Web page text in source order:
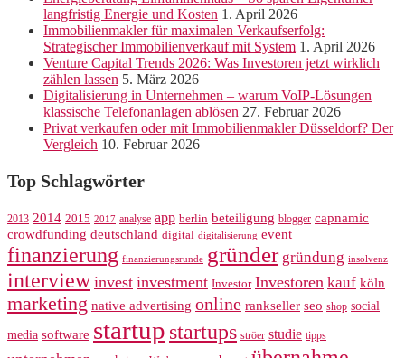
langfristig Energie und Kosten 1. April 2026
Immobilienmakler für maximalen Verkaufserfolg:
Strategischer Immobilienverkauf mit System 1. April 2026
Venture Capital Trends 2026: Was Investoren jetzt wirklich
zählen lassen 5. März 2026
Digitalisierung in Unternehmen – warum VoIP-Lösungen
klassische Telefonanlagen ablösen 27. Februar 2026
Privat verkaufen oder mit Immobilienmakler Düsseldorf? Der
Vergleich 10. Februar 2026
Top Schlagwörter
2013 2014 2015 2017 analyse app berlin beteiligung blogger capnamic
crowdfunding deutschland digital digitalisierung event
finanzierung finanzierungsrunde gründer gründung insolvenz
interview invest investment Investor Investoren kauf köln
marketing native advertising online rankseller seo shop social
media software startup startups ströer studie tipps